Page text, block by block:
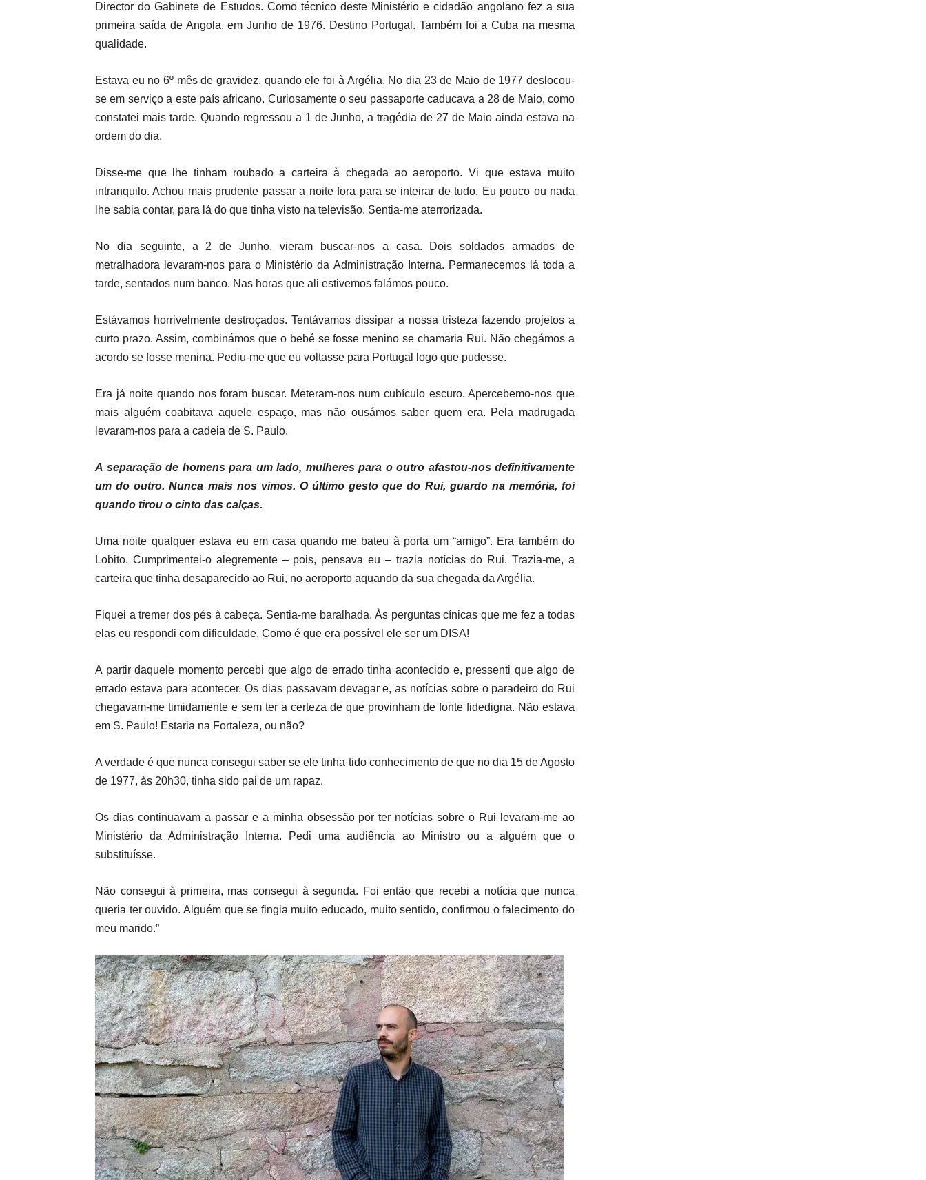
Director do Gabinete de Estudos. Como técnico deste Ministério e cidadão angolano fez a sua
primeira saída de Angola, em Junho de 1976. Destino Portugal. Também foi a Cuba na mesma
qualidade.
Estava eu no 6º mês de gravidez, quando ele foi à Argélia. No dia 23 de Maio de 1977 deslocou-
se em serviço a este país africano. Curiosamente o seu passaporte caducava a 28 de Maio, como
constatei mais tarde. Quando regressou a 1 de Junho, a tragédia de 27 de Maio ainda estava na
ordem do dia.
Disse-me que lhe tinham roubado a carteira à chegada ao aeroporto. Vi que estava muito
intranquilo. Achou mais prudente passar a noite fora para se inteirar de tudo. Eu pouco ou nada
lhe sabia contar, para lá do que tinha visto na televisão. Sentia-me aterrorizada.
No dia seguinte, a 2 de Junho, vieram buscar-nos a casa. Dois soldados armados de
metralhadora levaram-nos para o Ministério da Administração Interna. Permanecemos lá toda a
tarde, sentados num banco. Nas horas que ali estivemos falámos pouco.
Estávamos horrivelmente destroçados. Tentávamos dissipar a nossa tristeza fazendo projetos a
curto prazo. Assim, combinámos que o bebé se fosse menino se chamaria Rui. Não chegámos a
acordo se fosse menina. Pediu-me que eu voltasse para Portugal logo que pudesse.
Era já noite quando nos foram buscar. Meteram-nos num cubículo escuro. Apercebemo-nos que
mais alguém coabitava aquele espaço, mas não ousámos saber quem era. Pela madrugada
levaram-nos para a cadeia de S. Paulo.
A separação de homens para um lado, mulheres para o outro afastou-nos definitivamente
um do outro. Nunca mais nos vimos. O último gesto que do Rui, guardo na memória, foi
quando tirou o cinto das calças.
Uma noite qualquer estava eu em casa quando me bateu à porta um “amigo”. Era também do
Lobito. Cumprimentei-o alegremente – pois, pensava eu – trazia notícias do Rui. Trazia-me, a
carteira que tinha desaparecido ao Rui, no aeroporto aquando da sua chegada da Argélia.
Fiquei a tremer dos pés à cabeça. Sentia-me baralhada. Às perguntas cínicas que me fez a todas
elas eu respondi com dificuldade. Como é que era possível ele ser um DISA!
A partir daquele momento percebi que algo de errado tinha acontecido e, pressenti que algo de
errado estava para acontecer. Os dias passavam devagar e, as notícias sobre o paradeiro do Rui
chegavam-me timidamente e sem ter a certeza de que provinham de fonte fidedigna. Não estava
em S. Paulo! Estaria na Fortaleza, ou não?
A verdade é que nunca consegui saber se ele tinha tido conhecimento de que no dia 15 de Agosto
de 1977, às 20h30, tinha sido pai de um rapaz.
Os dias continuavam a passar e a minha obsessão por ter notícias sobre o Rui levaram-me ao
Ministério da Administração Interna. Pedi uma audiência ao Ministro ou a alguém que o
substituísse.
Não consegui à primeira, mas consegui à segunda. Foi então que recebi a notícia que nunca
queria ter ouvido. Alguém que se fingia muito educado, muito sentido, confirmou o falecimento do
meu marido.”